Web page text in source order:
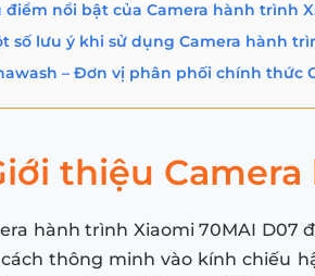
điểm nổi bật của Camera hành trình
số lưu ý khi sử dụng Camera hành
– Đơn vị phân phối chính thức
thiệu
hành trình Xiaomi 70MAI D07
thông minh vào kính chiếu